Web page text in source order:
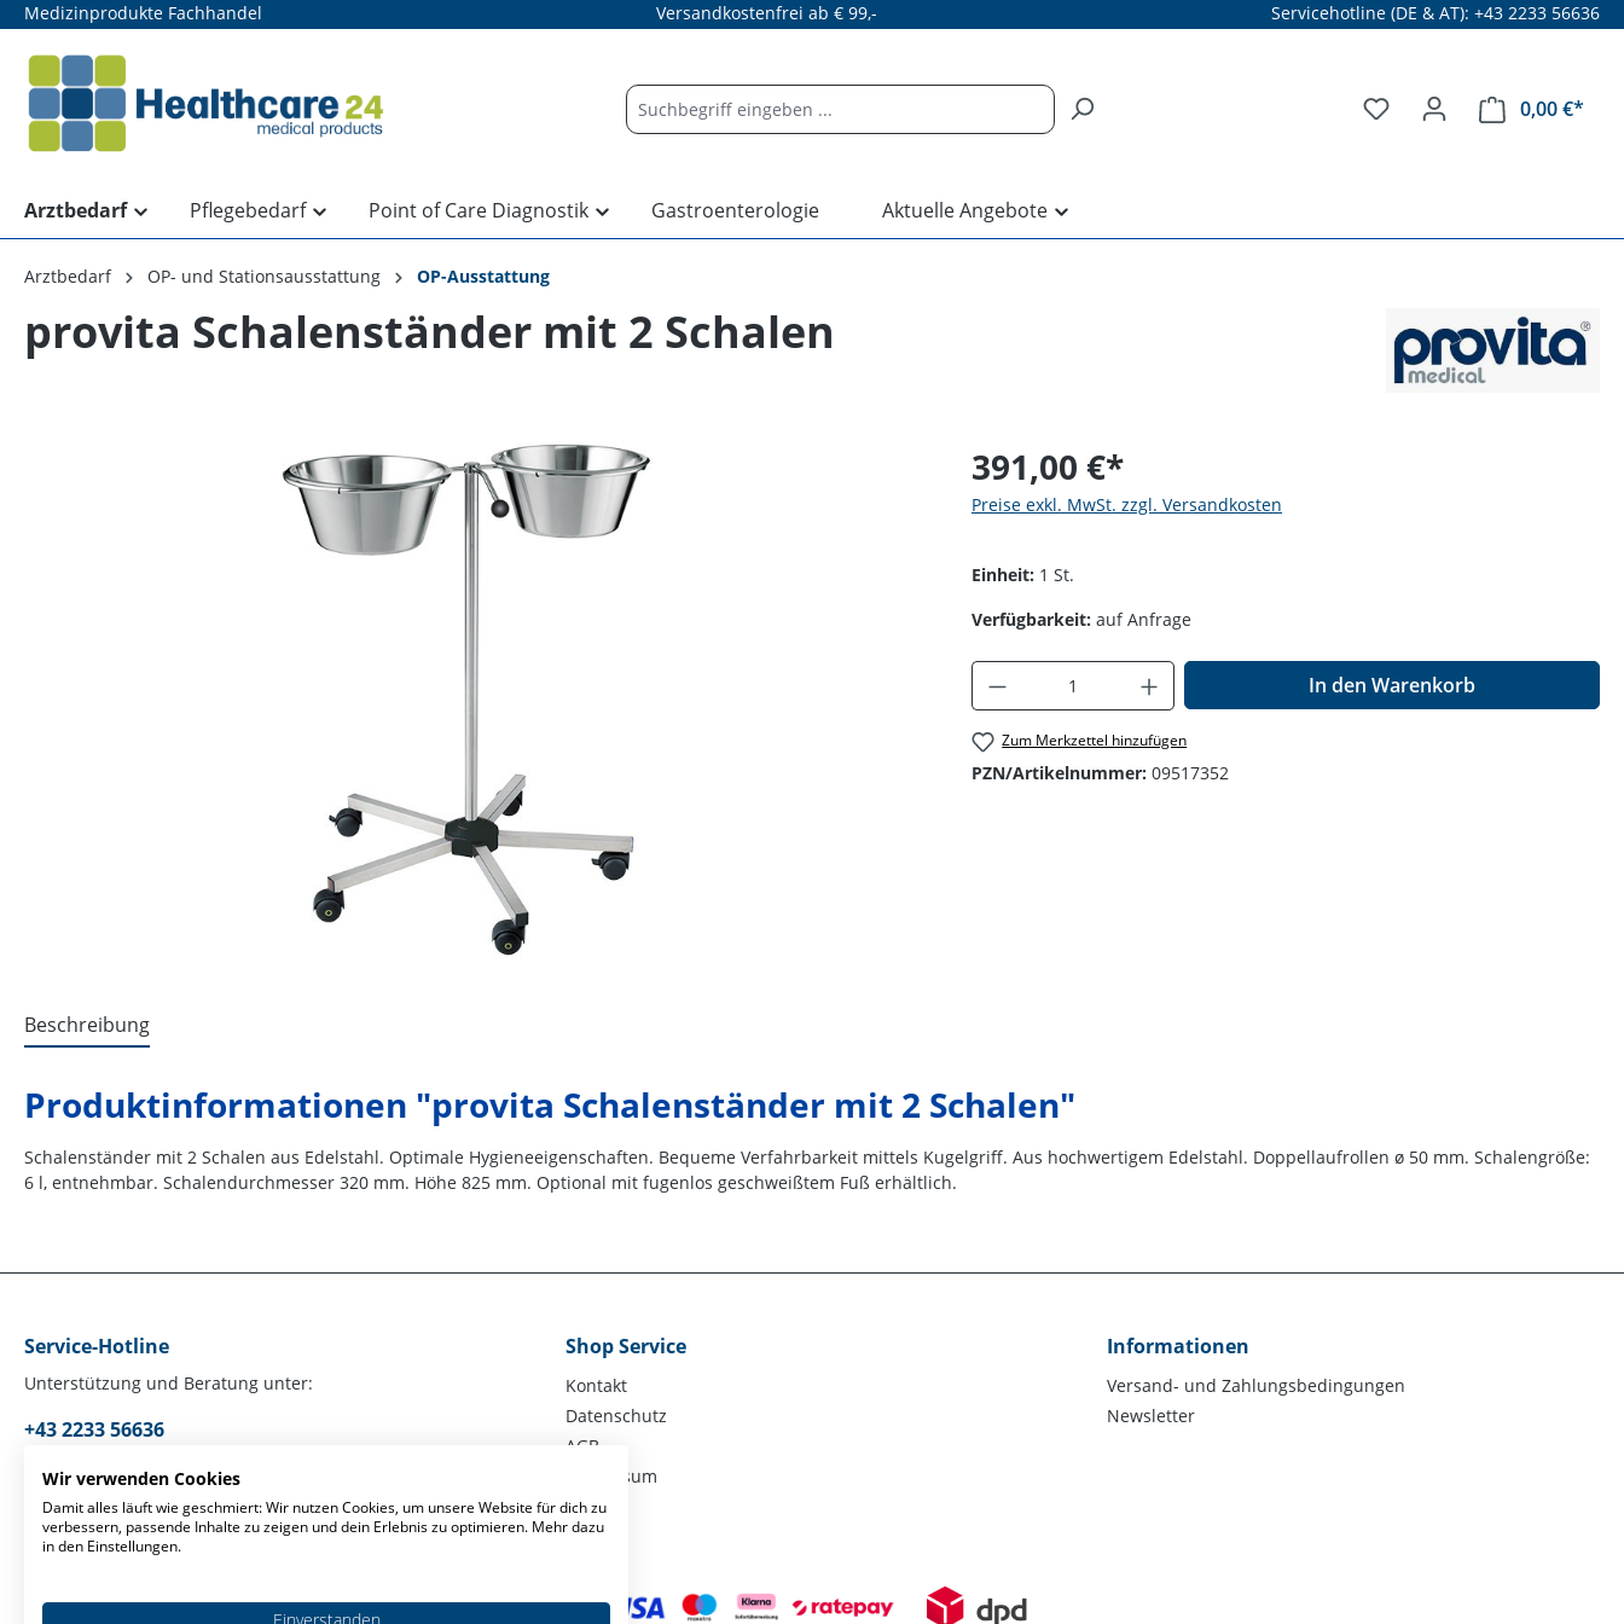
Zur Hauptnavigation springen
Medizinprodukte Fachhandel Versandkostenfrei ab € 99,- Servicehotline (DE & AT): +43 2233 56636
0,00 €*
Arztbedarf Pflegebedarf Point of Care Diagnostik Gastroenterologie Aktuelle Angebote
Arztbedarf OP- und Stationsausstattung OP-Ausstattung
provita Schalenständer mit 2 Schalen
391,00 €*
Preise exkl. MwSt. zzgl. Versandkosten
Einheit: 1 St.
Verfügbarkeit: auf Anfrage
Produkt Anzahl: Gib den gewünschten Wert
In den Warenkorb
Zum Merkzettel hinzufügen
PZN/Artikelnummer: 09517352
Beschreibung
Produktinformationen "provita Schalenständer mit 2 Schalen"
Schalenständer mit 2 Schalen aus Edelstahl. Optimale Hygieneeigenschaften. Bequeme Verfahrbarkeit mittels Kugelgriff. Aus hochwertigem Edelstahl. Doppellaufrollen ø 50 mm. Schalengröße:
6 l, entnehmbar. Schalendurchmesser 320 mm. Höhe 825 mm. Optional mit fugenlos geschweißtem Fuß erhältlich.
Service-Hotline
Unterstützung und Beratung unter:
+43 2233 56636
Mo-Fr, 09:00 - 17:00 Uhr
Oder über unserKontaktformular.
Shop Service
Kontakt
Datenschutz
AGB
Impressum
Informationen
Versand- und Zahlungsbedingungen
Newsletter
Wir verwenden Cookies
Damit alles läuft wie geschmiert: Wir nutzen Cookies, um unsere Website für dich zu
verbessern, passende Inhalte zu zeigen und dein Erlebnis zu optimieren. Mehr dazu
in den Einstellungen.